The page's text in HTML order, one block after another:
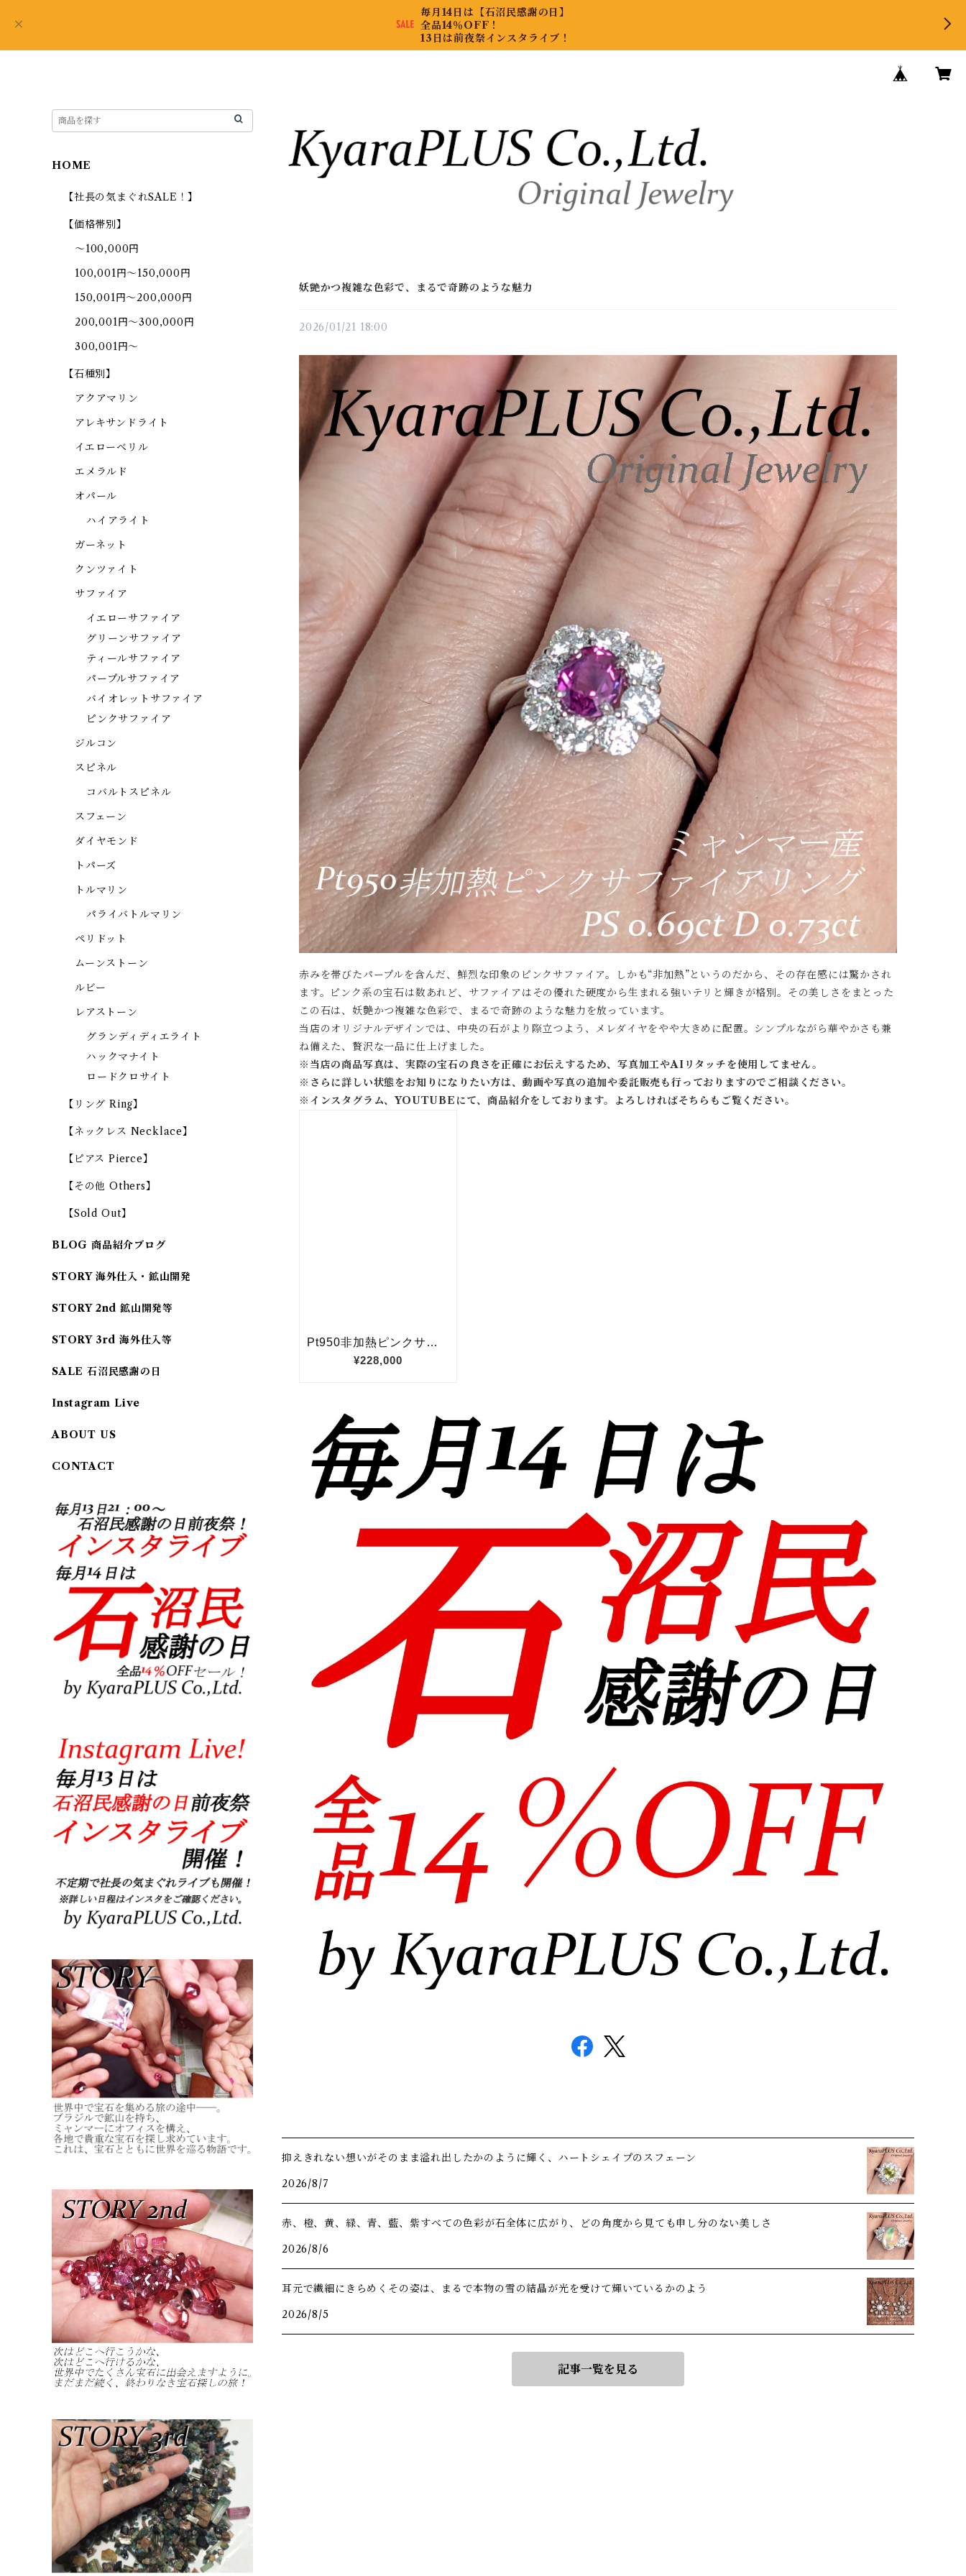
毎月14日は【石沼民感謝の日】
全品14％OFF！
13日は前夜祭インスタライブ！
妖艶かつ複雑な色彩で、まるで奇跡のような魅力
2026/01/21 18:00
赤みを帯びたパープルを含んだ、鮮烈な印象のピンクサファイア。しかも“非加熱”というのだから、その存在感には驚かされ
ます。ピンク系の宝石は数あれど、サファイアはその優れた硬度から生まれる強いテリと輝きが格別。その美しさをまとった
この石は、妖艶かつ複雑な色彩で、まるで奇跡のような魅力を放っています。
当店のオリジナルデザインでは、中央の石がより際立つよう、メレダイヤをやや大きめに配置。シンプルながら華やかさも兼
ね備えた、贅沢な一品に仕上げました。
※当店の商品写真は、実際の宝石の良さを正確にお伝えするため、写真加工やAIリタッチを使用してません。
※ さらに詳しい状態をお知りになりたい方は、動画や写真の追加や委託販売も行っておりますのでご相談ください。
※ インスタグラム、YOUTUBEにて、商品紹介をしております。よろしければそちらもご覧ください。
抑えきれない想いがそのまま溢れ出したかのように輝く、ハートシェイプのスフェーン
2026/8/7
赤、橙、黄、緑、青、藍、紫――すべての色彩が石全体に広がり、どの角度から見ても申し分のない美しさ
2026/8/6
耳元で繊細にきらめくその姿は、まるで本物の雪の結晶が光を受けて輝いているかのよう
2026/8/5
記事一覧を見る
HOME
【社長の気まぐれSALE！】
【価格帯別】
～100,000円
100,001円～150,000円
150,001円～200,000円
200,001円～300,000円
300,001円～
【石種別】
アクアマリン
アレキサンドライト
イエローベリル
エメラルド
オパール
ハイアライト
ガーネット
クンツァイト
サファイア
イエローサファイア
グリーンサファイア
ティールサファイア
パープルサファイア
バイオレットサファイア
ピンクサファイア
ジルコン
スピネル
コバルトスピネル
スフェーン
ダイヤモンド
トパーズ
トルマリン
パライバトルマリン
ペリドット
ムーンストーン
ルビー
レアストーン
グランディディエライト
ハックマナイト
ロードクロサイト
【リング Ring】
【ネックレス Necklace】
【ピアス Pierce】
【その他 Others】
【Sold Out】
BLOG 商品紹介ブログ
STORY 海外仕入・鉱山開発
STORY 2nd 鉱山開発等
STORY 3rd 海外仕入等
SALE 石沼民感謝の日
Instagram Live
ABOUT US
CONTACT